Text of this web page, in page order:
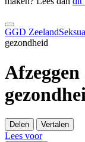
GGD Zeeland
gezondheid
Delen Vertalen
Lees voor